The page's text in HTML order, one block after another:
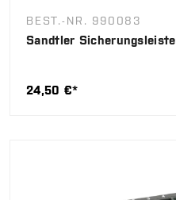
BEST.-NR. 990083
Sandtler Sicherungsleiste
24,50 €*